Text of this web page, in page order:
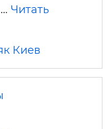
Читать
Киев